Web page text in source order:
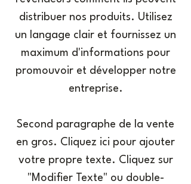
distribuer nos produits. Utilisez
un langage clair et fournissez un
maximum d'informations pour
promouvoir et développer notre
entreprise.
Second paragraphe de la vente
en gros. Cliquez ici pour ajouter
votre propre texte. Cliquez sur
"Modifier Texte" ou double-